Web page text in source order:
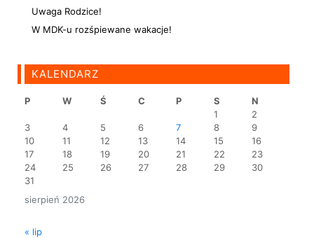
Uwaga Rodzice!
W MDK-u rozśpiewane wakacje!
KALENDARZ
sierpień 2026
P W Ś C P S
N
1
2
3
4 5 6 7 8
9
10
11 12 13 14 15
16
17
18 19 20 21 22
23
24
25 26 27 28 29
30
31
« lip